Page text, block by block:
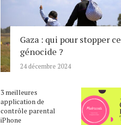
Gaza : qui pour stopper ce
génocide ?
24 décembre 2024
3 meilleures
application de
contrôle parental
iPhone